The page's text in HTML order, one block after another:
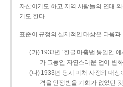
자산이기도 하고 지역 사람들의 연대
기도 한다.
표준어 규정의 실제적인 대상은 다음과
(가) 1933년 ‘한글 마춤법 통일안’
가 그동안 자연스러운 언어 변
(나) 1933년 당시 미처 사정의 대상
격을 인정받을 기회가 없었던 것